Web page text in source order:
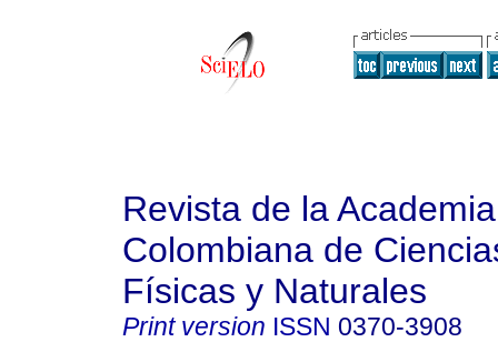
Revista de la Academia
Colombiana de
Físicas y Naturales
Print version ISSN 0370-3908